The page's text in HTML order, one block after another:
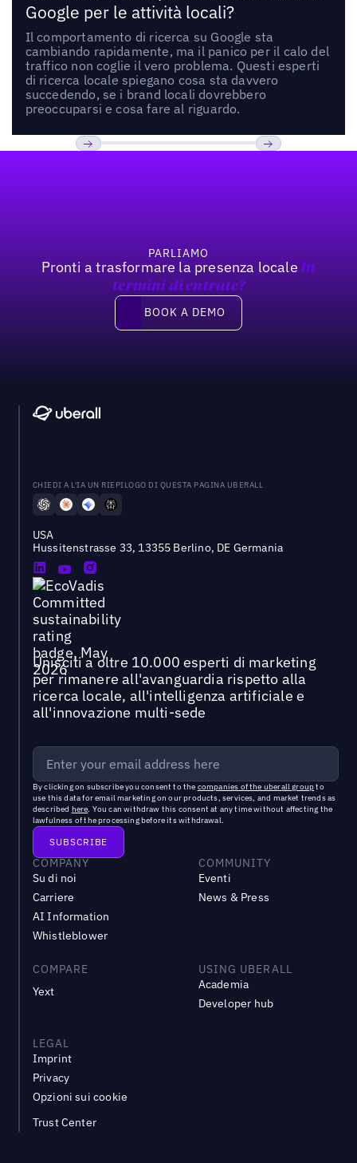
Google per le attività locali?
Il comportamento di ricerca su Google sta
cambiando rapidamente, ma il panico per il calo del
traffico non coglie il vero problema. Questi esperti
di ricerca locale spiegano cosa sta davvero
succedendo, se i brand locali dovrebbero
preoccuparsi e cosa fare al riguardo.
PARLIAMO
Pronti a trasformare la presenza locale In
termini di entrate?
Book a demo
BOOK A DEMO
CHIEDI A L'IA UN RIEPILOGO DI QUESTA PAGINA UBERALL
USA
Hussitenstrasse 33, 13355 Berlino, DE Germania
Unisciti a oltre 10.000 esperti di marketing
per rimanere all'avanguardia rispetto alla
ricerca locale, all'intelligenza artificiale e
all'innovazione multi-sede
By clicking on subscribe you consent to the companies of the uberall groupto
use this data for email marketing on our products, services, and market trends as
described here. You can withdraw this consent at any time without affecting the
lawfulness of the processing before its withdrawal.
COMPANY
Su di noi
Carriere
AI Information
Whistleblower
COMMUNITY
Eventi
News & Press
COMPARE
Yext
USING UBERALL
Academia
Developer hub
LEGAL
Imprint
Privacy
Opzioni sui cookie
Trust Center